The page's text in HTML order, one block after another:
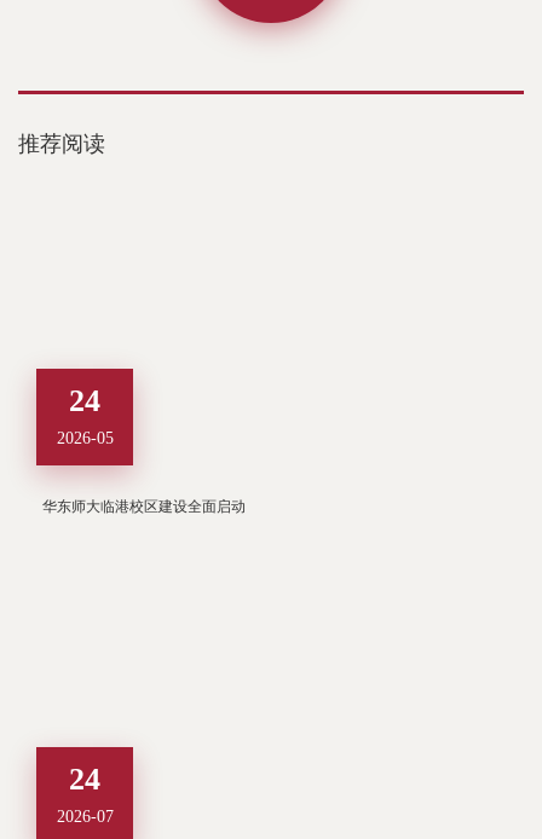
推荐阅读
24
2026-05
华东师大临港校区建设全面启动
24
2026-07